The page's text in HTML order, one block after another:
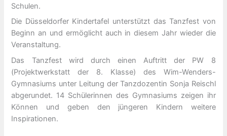
Schulen.
Die Düsseldorfer Kindertafel unterstützt das Tanzfest von
Beginn an und ermöglicht auch in diesem Jahr wieder die
Veranstaltung.
Das Tanzfest wird durch einen Auftritt der PW 8
(Projektwerkstatt der 8. Klasse) des Wim-Wenders-
Gymnasiums unter Leitung der Tanzdozentin Sonja Reischl
abgerundet. 14 Schülerinnen des Gymnasiums zeigen ihr
Können und geben den jüngeren Kindern weitere
Inspirationen.